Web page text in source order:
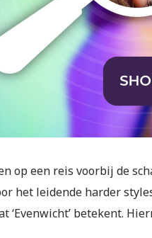
op een reis voorbij de
het leidende harder
‘Evenwicht’ betekent.